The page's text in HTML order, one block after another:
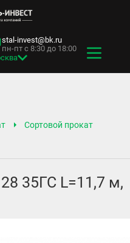
stal-invest@bk.ru
пн-пт с 8:30 до 18:00
Сортовой прокат
35ГС L=11,7 м,